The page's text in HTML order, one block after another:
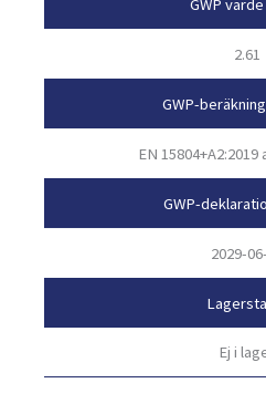
GWP värde
2.61
GWP-
EN 15804+A2:2019
GWP-
2029-
Ej i